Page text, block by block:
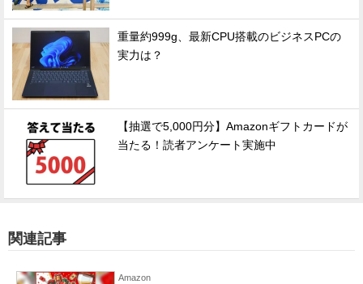
重量約999g、最新CPU搭載のビジネスPCの
実力は？
【抽選で5,000円分】Amazonギフトカードが
当たる！読者アンケート実施中
関連記事
Amazon